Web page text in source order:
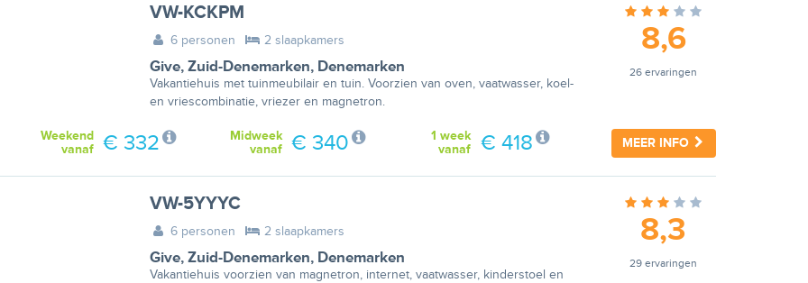
VW-KCKPM
6 personen 2 slaapkamers
Give, Zuid-Denemarken, Denemarken
Vakantiehuis met tuinmeubilair en tuin. Voorzien van oven, vaatwasser, koel-
en vriescombinatie, vriezer en magnetron.
8,6
26 ervaringen
MEER INFO
1 week
vanaf
€ 418
Midweek
vanaf
€ 340
Weekend
vanaf
€ 332
VW-5YYYC
6 personen 2 slaapkamers
Give, Zuid-Denemarken, Denemarken
Vakantiehuis voorzien van magnetron, internet, vaatwasser, kinderstoel en
8,3
29 ervaringen